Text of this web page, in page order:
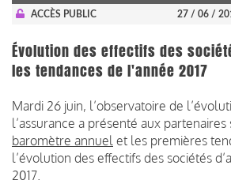
ACCÈS PUBLIC 27 / 06 /
Évolution des effectifs des
les tendances de l'année 2017
Mardi 26 juin, l’observatoire de
l’assurance a présenté aux partenaires
baromètre annuel et les premières
l’évolution des effectifs des sociétés
2017.